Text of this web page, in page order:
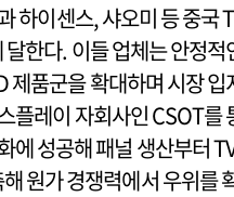
하이센스, 샤오미 등 중국
한다. 이들 업체는 안정적
제품군을 확대하며 시장 입
플레이 자회사인 CSOT를
에 성공해 패널 생산부터
원가 경쟁력에서 우위를